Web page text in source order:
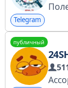
Telegram
публичный